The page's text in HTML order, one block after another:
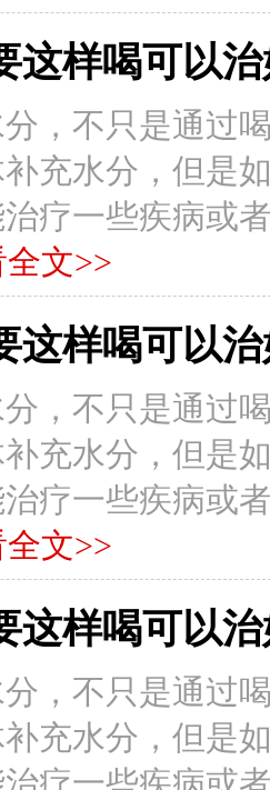
这样喝可以
，不只是通过
充水分，但是
疗一些疾病或
文>>
这样喝可以
，不只是通过
充水分，但是
疗一些疾病或
文>>
这样喝可以
，不只是通过
充水分，但是